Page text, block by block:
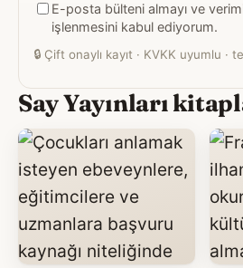
adresiniz
E-posta bülteni almayı ve
işlenmesini kabul ediyorum.
🔒 Çift onaylı kayıt · KVKK uyumlu ·
Say Yayınları